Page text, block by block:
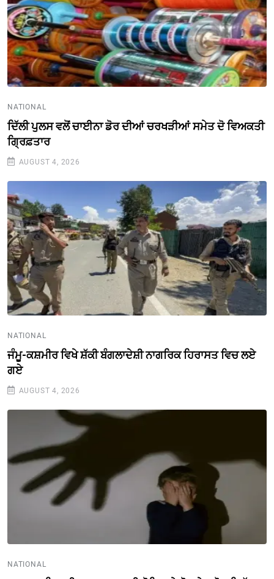
NATIONAL
ਦਿੱਲੀ ਪੁਲਸ ਵਲੋਂ ਚਾਈਨਾ ਡੋਰ ਦੀਆਂ ਚਰਖੜੀਆਂ ਸਮੇਤ ਦੋ ਵਿਅਕਤੀ
ਗ੍ਰਿਫ਼ਤਾਰ
AUGUST 4, 2026
NATIONAL
ਜੰਮੂ-ਕਸ਼ਮੀਰ ਵਿਖੇ ਸ਼ੱਕੀ ਬੰਗਲਾਦੇਸ਼ੀ ਨਾਗਰਿਕ ਹਿਰਾਸਤ ਵਿਚ ਲਏ
ਗਏ
AUGUST 4, 2026
NATIONAL